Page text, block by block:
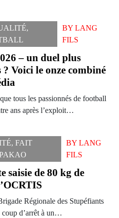
,
BY LANG
FILS
– un duel plus
Voici le onze combiné
tous les passionnés de football
ans après l’exploit…
,FAIT
BY LANG
FILS
saisie de 80 kg de
Régionale des Stupéfiants
coup d’arrêt à un…